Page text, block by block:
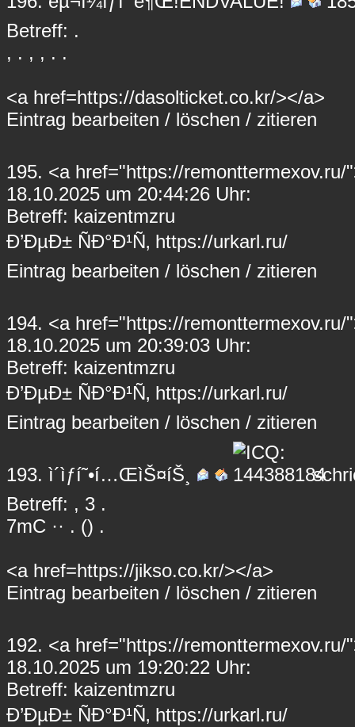
Betreff: .
, . , , . .
<a href=https://dasolticket.co.kr/></a>
Eintrag bearbeiten / löschen / zitieren
195. <a href="https://remonttermexov.ru/
18.10.2025 um 20:44:26 Uhr:
Betreff: kaizentmzru
Ð’ÐµÐ± ÑÐ°Ð¹Ñ‚ https://urkarl.ru/
Eintrag bearbeiten / löschen / zitieren
194. <a href="https://remonttermexov.ru/
18.10.2025 um 20:39:03 Uhr:
Betreff: kaizentmzru
Ð’ÐµÐ± ÑÐ°Ð¹Ñ‚ https://urkarl.ru/
Eintrag bearbeiten / löschen / zitieren
193. ì´ìƒí˜•í…ŒìŠ¤íŠ¸
Betreff: , 3 .
7mC ·· . () .
<a href=https://jikso.co.kr/></a>
Eintrag bearbeiten / löschen / zitieren
192. <a href="https://remonttermexov.ru/
18.10.2025 um 19:20:22 Uhr:
Betreff: kaizentmzru
Ð’ÐµÐ± ÑÐ°Ð¹Ñ‚ https://urkarl.ru/